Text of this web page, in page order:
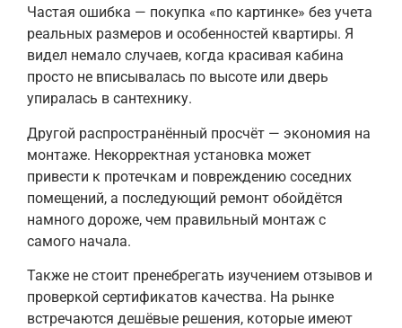
Частая ошибка — покупка «по картинке» без учета
реальных размеров и особенностей квартиры. Я
видел немало случаев, когда красивая кабина
просто не вписывалась по высоте или дверь
упиралась в сантехнику.
Другой распространённый просчёт — экономия на
монтаже. Некорректная установка может
привести к протечкам и повреждению соседних
помещений, а последующий ремонт обойдётся
намного дороже, чем правильный монтаж с
самого начала.
Также не стоит пренебрегать изучением отзывов и
проверкой сертификатов качества. На рынке
встречаются дешёвые решения, которые имеют